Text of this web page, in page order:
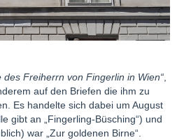
des Freiherrn von Fingerlin in Wien“,
auf den Briefen die ihm zu
Es handelte sich dabei um August
gibt an „Fingerling-Büsching“) und
war „Zur goldenen Birne“.